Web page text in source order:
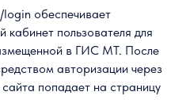
обеспечивает
кабинет пользователя для
в ГИС МТ. После
авторизации через
сайта попадает на страницу